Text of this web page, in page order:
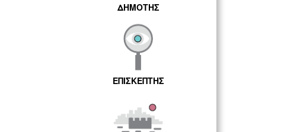
ΔΗΜΟΤΗΣ
ΕΠΙΣΚΕΠΤΗΣ